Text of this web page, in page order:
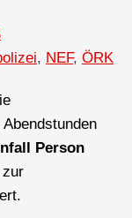
, NEF, ÖRK
Abendstunden
Person